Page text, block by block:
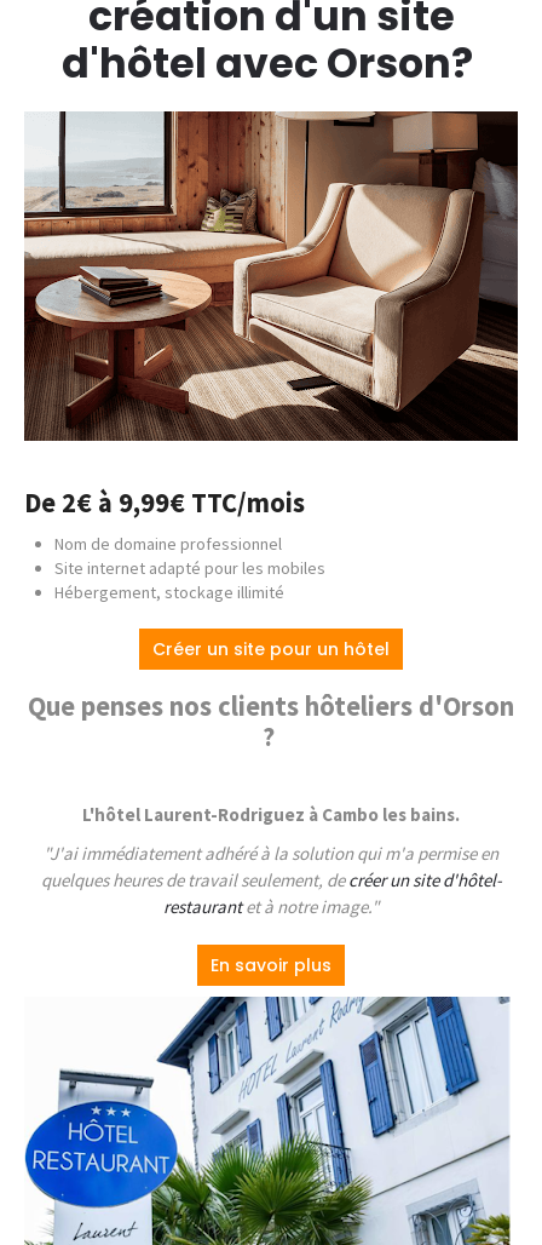
création d'un site
d'hôtel avec Orson?
De 2€ à 9,99€ TTC/mois
Nom de domaine professionnel
Site internet adapté pour les mobiles
Hébergement, stockage illimité
Créer un site pour un hôtel
Que penses nos clients hôteliers d'Orson
?
L'hôtel Laurent-Rodriguez à Cambo les bains.
"J'ai immédiatement adhéré à la solution qui m'a permise en
quelques heures de travail seulement, decréer un site d'hôtel-
restaurantet à notre image."
En savoir plus